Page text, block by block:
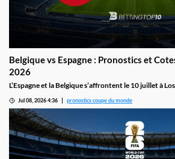
Belgique vs Espagne : Pronostics et
2026
L’Espagne et la Belgique s’affrontent le 10 juillet à
présente la meilleure défense du tournoi avec zéro
face à des Diables Rouges portés par leur victoire 4-
Jul 08, 2026 4:36 pronostics coupe du monde